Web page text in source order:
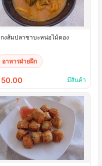
งส้มปลาซาบะหน่อไม้ดอง
อาหารฝ่ายฝึก
50.00 มีสินค้า